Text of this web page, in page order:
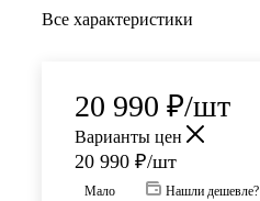
Все характеристики
20 990 ₽/шт
Варианты цен
20 990 ₽/шт
Мало Нашли дешевле?